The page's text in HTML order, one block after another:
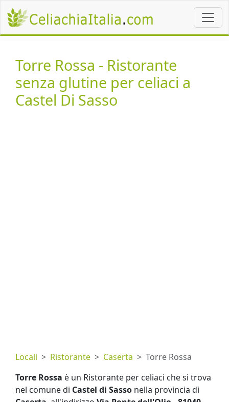
Torre Rossa - Ristorante
senza glutine per celiaci a
Castel Di Sasso
Locali Ristorante Caserta
Torre Rossa
Torre Rossa è un Ristorante per celiaci che si trova
nel comune di Castel di Sasso nella provincia di